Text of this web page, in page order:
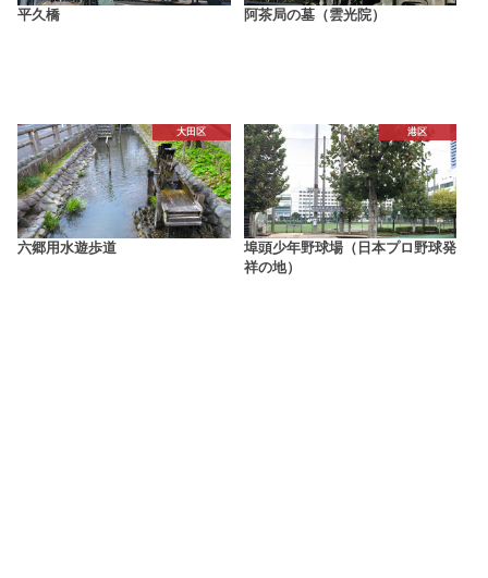
平久橋 阿茶局の墓（雲光院）
大田区
六郷用水遊歩道
港区
埠頭少年野球場（日本プロ野球発
祥の地）